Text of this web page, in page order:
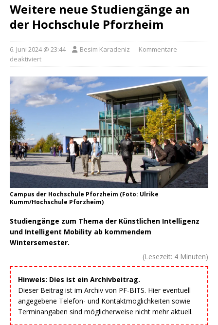
Weitere neue Studiengänge an
der Hochschule Pforzheim
6. Juni 2024 @ 23:44 Besim Karadeniz
Kommentare
deaktiviert
Campus der Hochschule Pforzheim (Foto: Ulrike
Kumm/Hochschule Pforzheim)
Studiengänge zum Thema der Künstlichen Intelligenz
und Intelligent Mobility ab kommendem
Wintersemester.
(Lesezeit: 4 Minuten)
Hinweis: Dies ist ein Archivbeitrag.
Dieser Beitrag ist im Archiv von PF-BITS. Hier eventuell
angegebene Telefon- und Kontaktmöglichkeiten sowie
Terminangaben sind möglicherweise nicht mehr aktuell.